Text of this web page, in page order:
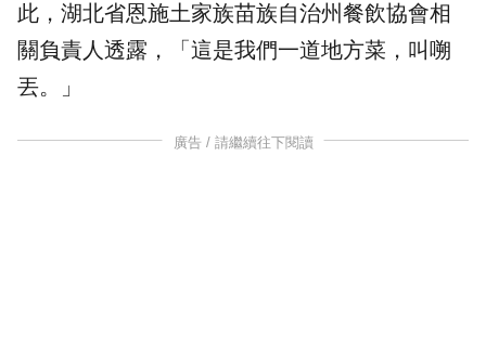
此，湖北省恩施土家族苗族自治州餐飲協會相
關負責人透露，「這是我們一道地方菜，叫 嗍
丟。」
廣告 / 請繼續往下閱讀